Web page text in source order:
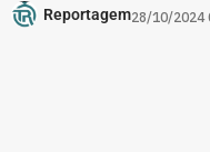
Reportagem28/10/2024